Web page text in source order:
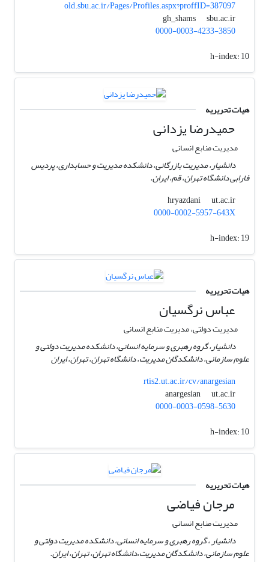
old.sbu.ac.ir/Pages/Profiles.aspx?proffID=387097
gh_shams
sbu.ac.ir
0000-0003-4233-3850
h-index:10
هیات تحریریه
حمیدرضا یزدانی
مدیریت منابع انسانی
دانشیار، مدیریت بازرگانی، دانشکده مدیریت و حسابداری، پردیس
فارابی دانشگاه تهران، قم، ایران.
hryazdani
ut.ac.ir
0000-0002-5957-643X
h-index:19
هیات تحریریه
عباس نرگسیان
مدیریت دولتی، مدیریت منابع انسانی
دانشیار، گروه رهبری و سرمایه انسانی، دانشکده مدیریت دولتی و
علوم سازمانی، دانشکدگان مدیریت، دانشگاه تهران، تهران، ایران
rtis2.ut.ac.ir/cv/anargesian
anargesian
ut.ac.ir
0000-0003-0598-5630
h-index:10
هیات تحریریه
مرجان فیاضی
مدیریت منابع انسانی
دانشیار ، گروه رهبری و سرمایه انسانی، دانشکده مدیریت دولتی و
علوم سازمانی، دانشکدگان مدیریت،دانشگاه تهران، تهران، ایران.